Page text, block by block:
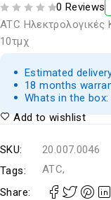
0 Reviews
ATC Ηλεκτρολογικές
10τμχ
Estimated
18 months
Whats in the
Add to wishlist
SKU:
20.007.0046
Tags:
ATC,
Share: